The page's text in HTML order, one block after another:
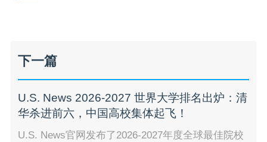
下一篇
U.S. News 2026-2027 世界大学排名出炉：清
华杀进前六，中国高校集体起飞！
U.S. News官网发布了2026-2027年度全球最佳院校